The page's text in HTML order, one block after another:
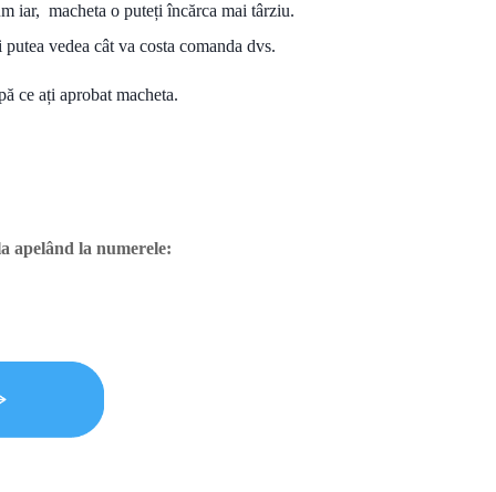
iar, macheta o puteți încărca mai târziu.
vedea cât va costa comanda dvs.
ce ați aprobat macheta.
apelând la numerele: